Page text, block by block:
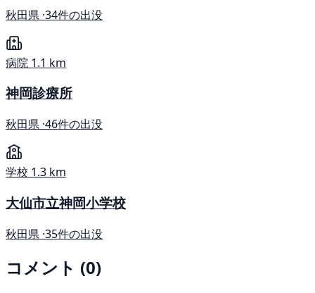
秋田県 ·34件の出没
病院 1.1 km
神岡診療所
秋田県 ·46件の出没
学校 1.3 km
大仙市立神岡小学校
秋田県 ·35件の出没
コメント (0)